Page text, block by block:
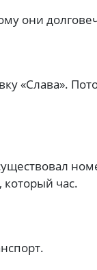
они
«Слава».
час.